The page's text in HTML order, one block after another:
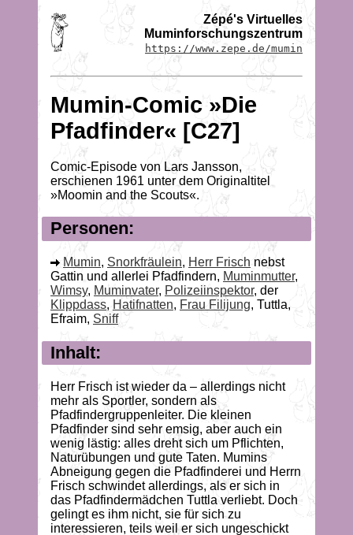
Zépé's Virtuelles
Muminforschungszentrum
https://www.zepe.de/mumin
Mumin-Comic »Die
Pfadfinder« [C27]
Comic-Episode von Lars Jansson,
erschienen 1961 unter dem Originaltitel
»Moomin and the Scouts«.
Personen:
Mumin, Snorkfräulein, Herr Frisch nebst
Gattin und allerlei Pfadfindern, Muminmutter,
Wimsy, Muminvater, Polizeiinspektor, der
Klippdass, Hatifnatten, Frau Filijung, Tuttla,
Efraim, Sniff
Inhalt:
Herr Frisch ist wieder da – allerdings nicht
mehr als Sportler, sondern als
Pfadfindergruppenleiter. Die kleinen
Pfadfinder sind sehr emsig, aber auch ein
wenig lästig: alles dreht sich um Pflichten,
Naturübungen und gute Taten. Mumins
Abneigung gegen die Pfadfinderei und Herrn
Frisch schwindet allerdings, als er sich in
das Pfadfindermädchen Tuttla verliebt. Doch
gelingt es ihm nicht, sie für sich zu
interessieren, teils weil er sich ungeschickt